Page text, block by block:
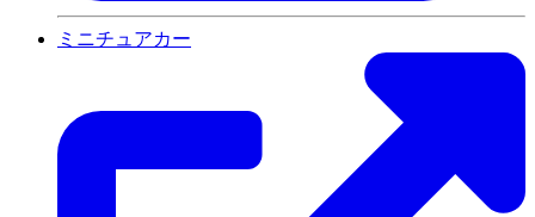
ミニチュアカー